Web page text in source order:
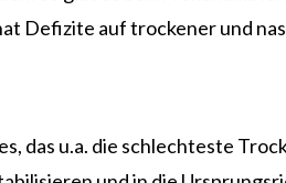
Defizite auf trockener und
das u.a. die schlechteste